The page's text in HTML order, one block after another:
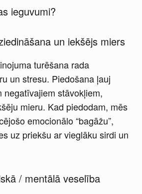
ieguvumi?
un iekšējs miers
turēšana rada
un stresu. Piedošana ļauj
negatīvajiem stāvokļiem,
mieru. Kad piedodam, mēs
emocionālo “bagāžu”,
uz priekšu ar vieglāku sirdi un
/ mentālā veselība